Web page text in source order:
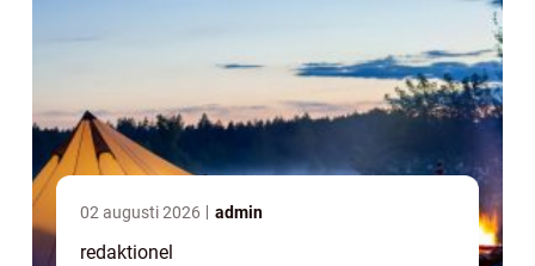
02 augusti 2026 admin
redaktionel